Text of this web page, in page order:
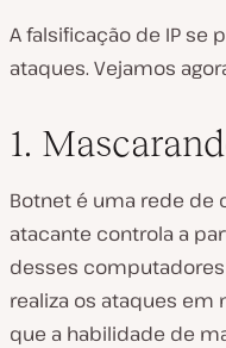
A falsificação de IP se
ataques. Vejamos
1.
Botnet é uma rede
atacante controla a
desses
realiza os ataques em
que a habilidade de